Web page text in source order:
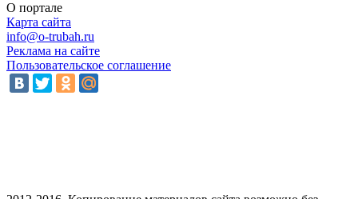
О портале
Карта сайта
info@o-trubah.ru
Реклама на сайте
Пользовательское соглашение